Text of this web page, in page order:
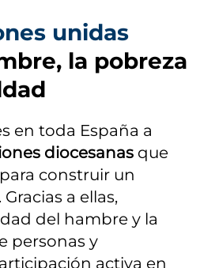
unidas
la pobreza
en toda España a
diocesanas que
construir un
a ellas,
del hambre y la
personas y
activa en